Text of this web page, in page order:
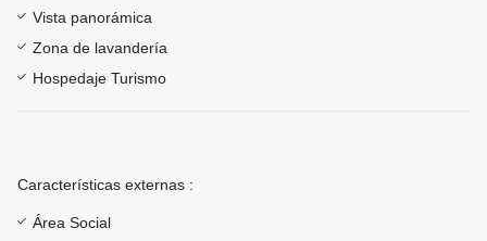
Vista panorámica
Zona de lavandería
Hospedaje Turismo
Características externas :
Área Social